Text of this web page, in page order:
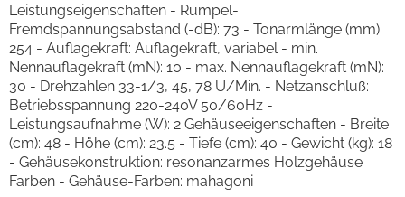
Leistungseigenschaften - Rumpel-
Fremdspannungsabstand (-dB): 73 - Tonarmlänge (mm):
254 - Auflagekraft: Auflagekraft, variabel - min.
Nennauflagekraft (mN): 10 - max. Nennauflagekraft (mN):
30 - Drehzahlen 33-1/3, 45, 78 U/Min. - Netzanschluß:
Betriebsspannung 220-240V 50/60Hz -
Leistungsaufnahme (W): 2 Gehäuseeigenschaften - Breite
(cm): 48 - Höhe (cm): 23.5 - Tiefe (cm): 40 - Gewicht (kg): 18
- Gehäusekonstruktion: resonanzarmes Holzgehäuse
Farben - Gehäuse-Farben: mahagoni